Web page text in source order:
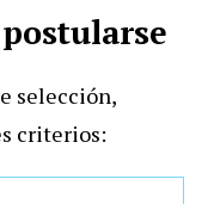
selección,
criterios: